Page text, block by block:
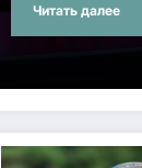
Читать далее